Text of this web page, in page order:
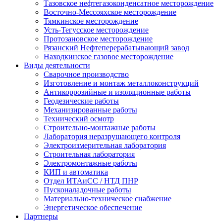
Тазовское нефтегазоконденсатное месторождение
Восточно-Мессояхское месторождение
Тямкинское месторождение
Усть-Тегусское месторождение
Протозановское месторождение
Рязанский Нефтеперерабатывающий завод
Находкинское газовое месторождение
Виды деятельности
Сварочное производство
Изготовление и монтаж металлоконструкций
Антикоррозийные и изоляционные работы
Геодезические работы
Механизированные работы
Технический осмотр
Строительно-монтажные работы
Лаборатория неразрушающего контроля
Электроизмерительная лаборатория
Строительная лаборатория
Электромонтажные работы
КИП и автоматика
Отдел ИТАиСС / НТД ПНР
Пусконаладочные работы
Материально-техническое снабжение
Энергетическое обеспечение
Партнеры